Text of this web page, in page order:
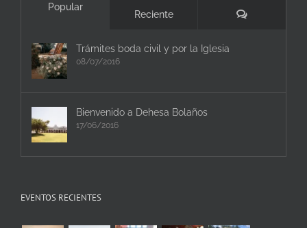
Popular
Reciente Comentarios
Trámites boda civil y por la Iglesia
08/07/2016
Bienvenido a Dehesa Bolaños
17/06/2016
EVENTOS RECIENTES